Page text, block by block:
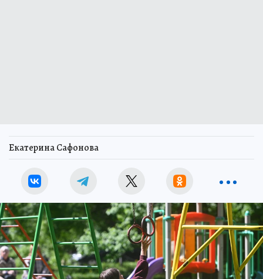
Екатерина Сафонова